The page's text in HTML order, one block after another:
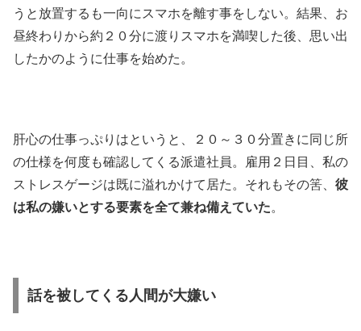
うと放置するも一向にスマホを離す事をしない。結果、お
昼終わりから約２０分に渡りスマホを満喫した後、思い出
したかのように仕事を始めた。
肝心の仕事っぷりはというと、２０～３０分置きに同じ所
の仕様を何度も確認してくる派遣社員。雇用２日目、私の
ストレスゲージは既に溢れかけて居た。それもその筈、 彼
は私の嫌いとする要素を全て兼ね備えていた。
話を被してくる人間が大嫌い